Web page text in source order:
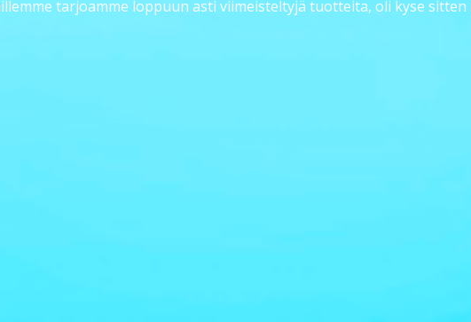
tarjoamme loppuun asti viimeisteltyjä tuotteita, oli kyse